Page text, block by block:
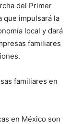
del Primer
que impulsará la
local y dará
familiares
familiares en
en México son